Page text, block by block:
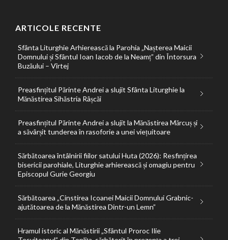
ARTICOLE RECENTE
Sfânta Liturghie Arhierească la Parohia „Nașterea Maicii
Domnului și Sfântul Ioan Iacob de la Neamț” din Întorsura
Buzăului – Vîrtej
Preasfințitul Părinte Andrei a slujit Sfânta Liturghie la
Mănăstirea Sihăstria Râșcăi
Preasfințitul Părinte Andrei a slujit la Mănăstirea Mărcuș și
a săvârșit tunderea în rasoforie a unei viețuitoare
Sărbătoarea întâlnirii fiilor satului Huta (2026): Resfințirea
bisericii parohiale, Liturghie arhierească și omagiu pentru
Episcopul Gurie Georgiu
Sărbătoarea „Cinstirea Icoanei Maicii Domnului Grabnic-
ajutătoarea de la Mănăstirea Dintr-un Lemn”
Hramul istoric al Mănăstirii „Sfântul Proroc Ilie